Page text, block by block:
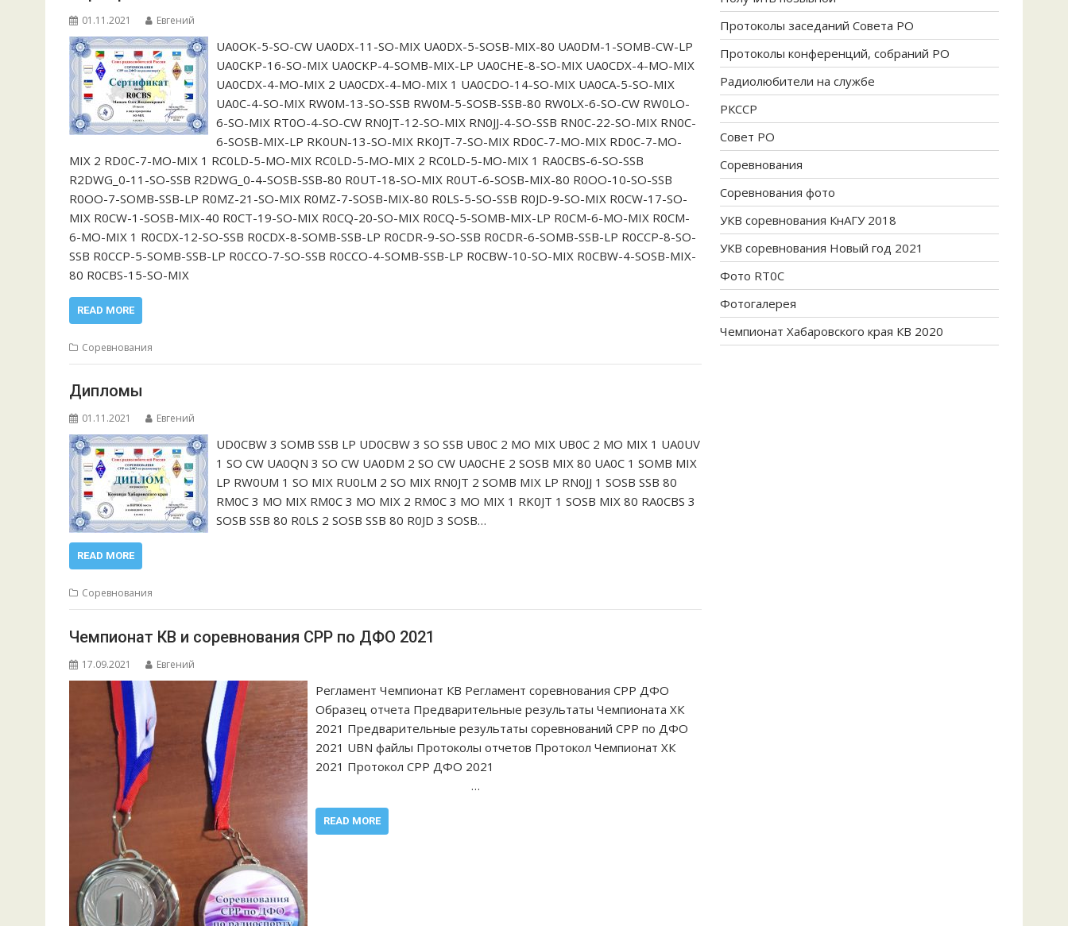
01.11.2021 Евгений
UA0OK-5-SO-CW UA0DX-11-SO-MIX UA0DX-5-SOSB-MIX-80 UA0DM-1-SOMB-CW-LP
UA0CKP-16-SO-MIX UA0CKP-4-SOMB-MIX-LP UA0CHE-8-SO-MIX UA0CDX-4-MO-MIX
UA0CDX-4-MO-MIX 2 UA0CDX-4-MO-MIX 1 UA0CDO-14-SO-MIX UA0CA-5-SO-MIX
UA0C-4-SO-MIX RW0M-13-SO-SSB RW0M-5-SOSB-SSB-80 RW0LX-6-SO-CW RW0LO-
6-SO-MIX RT0O-4-SO-CW RN0JT-12-SO-MIX RN0JJ-4-SO-SSB RN0C-22-SO-MIX RN0C-
6-SOSB-MIX-LP RK0UN-13-SO-MIX RK0JT-7-SO-MIX RD0C-7-MO-MIX RD0C-7-MO-
MIX 2 RD0C-7-MO-MIX 1 RC0LD-5-MO-MIX RC0LD-5-MO-MIX 2 RC0LD-5-MO-MIX 1 RA0CBS-6-SO-SSB
R2DWG_0-11-SO-SSB R2DWG_0-4-SOSB-SSB-80 R0UT-18-SO-MIX R0UT-6-SOSB-MIX-80 R0OO-10-SO-SSB
R0OO-7-SOMB-SSB-LP R0MZ-21-SO-MIX R0MZ-7-SOSB-MIX-80 R0LS-5-SO-SSB R0JD-9-SO-MIX R0CW-17-SO-
MIX R0CW-1-SOSB-MIX-40 R0CT-19-SO-MIX R0CQ-20-SO-MIX R0CQ-5-SOMB-MIX-LP R0CM-6-MO-MIX R0CM-
6-MO-MIX 1 R0CDX-12-SO-SSB R0CDX-8-SOMB-SSB-LP R0CDR-9-SO-SSB R0CDR-6-SOMB-SSB-LP R0CCP-8-SO-
SSB R0CCP-5-SOMB-SSB-LP R0CCO-7-SO-SSB R0CCO-4-SOMB-SSB-LP R0CBW-10-SO-MIX R0CBW-4-SOSB-MIX-
80 R0CBS-15-SO-MIX
READ MORE
Соревнования
Дипломы
01.11.2021 Евгений
UD0CBW 3 SOMB SSB LP UD0CBW 3 SO SSB UB0C 2 MO MIX UB0C 2 MO MIX 1 UA0UV
1 SO CW UA0QN 3 SO CW UA0DM 2 SO CW UA0CHE 2 SOSB MIX 80 UA0C 1 SOMB MIX
LP RW0UM 1 SO MIX RU0LM 2 SO MIX RN0JT 2 SOMB MIX LP RN0JJ 1 SOSB SSB 80
RM0C 3 MO MIX RM0C 3 MO MIX 2 RM0C 3 MO MIX 1 RK0JT 1 SOSB MIX 80 RA0CBS 3
SOSB SSB 80 R0LS 2 SOSB SSB 80 R0JD 3 SOSB…
READ MORE
Соревнования
Чемпионат КВ и соревнования СРР по ДФО 2021
17.09.2021 Евгений
Регламент Чемпионат КВ Регламент соревнования СРР ДФО
Образец отчета Предварительные результаты Чемпионата ХК
2021 Предварительные результаты соревнований СРР по ДФО
2021 UBN файлы Протоколы отчетов Протокол Чемпионат ХК
2021 Протокол СРР ДФО 2021
…
READ MORE
Протоколы заседаний Совета РО
Протоколы конференций, собраний РО
Радиолюбители на службе
РКССР
Совет РО
Соревнования
Соревнования фото
УКВ соревнования КнАГУ 2018
УКВ соревнования Новый год 2021
Фото RT0C
Фотогалерея
Чемпионат Хабаровского края КВ 2020